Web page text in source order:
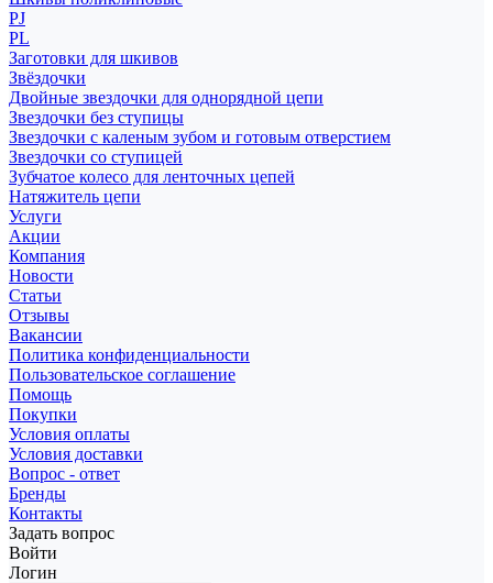
PJ
PL
Заготовки для шкивов
Звёздочки
Двойные звездочки для однорядной цепи
Звездочки без ступицы
Звездочки с каленым зубом и готовым отверстием
Звездочки со ступицей
Зубчатое колесо для ленточных цепей
Натяжитель цепи
Услуги
Акции
Компания
Новости
Статьи
Отзывы
Вакансии
Политика конфиденциальности
Пользовательское соглашение
Помощь
Покупки
Условия оплаты
Условия доставки
Вопрос - ответ
Бренды
Контакты
Задать вопрос
Войти
Логин